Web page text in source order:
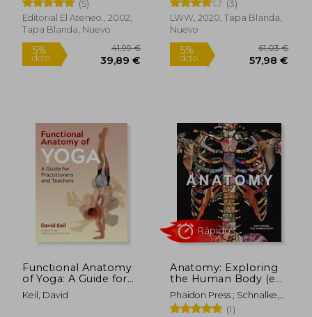
5% 45,74 € 5%
(5)
Editorial El Ateneo., 2002,
Tapa Blanda, Nuevo
Enfermedades
Mentales
(3)
LWW, 2020, Tapa Blanda,
Nuevo
Functional Anatomy
of Yoga: A Guide for
Practitioners and
Teachers (en Inglés)
Keil, David
Anatomy: Exploring
the Human Body (en
Inglés)
Phaidon Press ; Schnalke,
Thomas ; Black, Dame Sue
(1)